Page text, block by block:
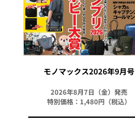
モノマックス2026年9月号
2026年8月7日（金）発売
特別価格：1,480円（税込）